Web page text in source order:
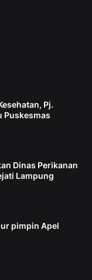
Pj.
Puskesmas
Dinas Perikanan
Lampung
pimpin Apel